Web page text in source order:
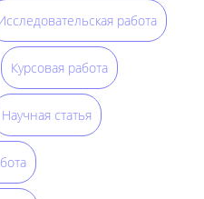
работа
Курсовая работа
Научная статья